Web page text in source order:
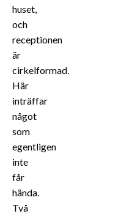
huset,
och
receptionen
är
cirkelformad.
Här
inträffar
något
som
egentligen
inte
får
hända.
Två